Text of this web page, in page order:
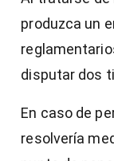
produzca un
disputar dos
En caso de
resolvería